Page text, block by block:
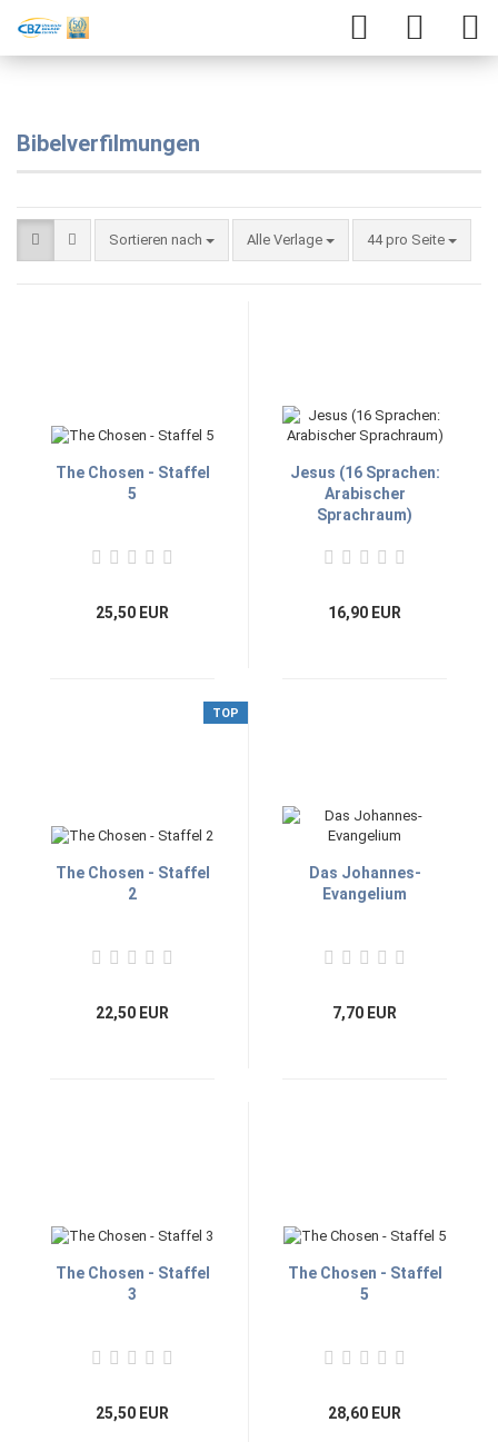
Bibelverfilmungen
Sortieren nach Alle Verlage 44 pro Seite
The Chosen - Staffel
5
25,50 EUR
Jesus (16 Sprachen:
Arabischer
Sprachraum)
16,90 EUR
TOP
The Chosen - Staffel
2
22,50 EUR
Das Johannes-
Evangelium
7,70 EUR
The Chosen - Staffel
3
25,50 EUR
The Chosen - Staffel
5
28,60 EUR